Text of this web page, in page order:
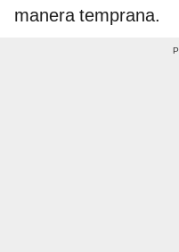
manera temprana.